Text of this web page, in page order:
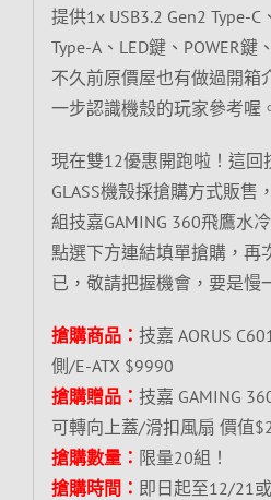
提供1x USB3.2 Gen2 Type-C
Type-A、LED鍵、POWER鍵
不久前原價屋也有做過開箱
一步認識機殼的玩家參考喔
現在雙12優惠開跑啦！這回
GLASS機殼採搶購方式販售
組技嘉GAMING 360飛鷹水
點選下方連結填單搶購，再
已，敬請把握機會，要是慢
搶購商品： 技嘉 AORUS
側/E-ATX $9990
搶購贈品： 技嘉 GAMING
可轉向上蓋/滑扣風扇 價值
搶購數量： 限量20組！
搶購時間： 即日起至12/21